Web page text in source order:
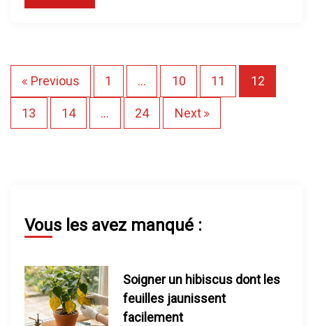
a
i
Previous 1 … 10 11 12
13 14 … 24 Next
Vous les avez manqué :
Soigner un hibiscus dont les
feuilles jaunissent
facilement